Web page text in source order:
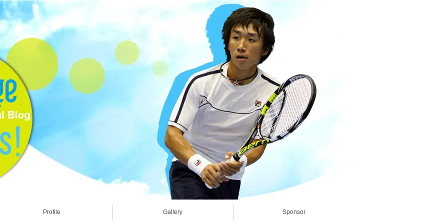
Profile Gallery Sponsor